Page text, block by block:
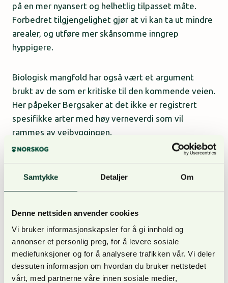
Samtykke Detaljer Om
Denne nettsiden anvender cookies
Vi bruker informasjonskapsler for å gi innhold og
annonser et personlig preg, for å levere sosiale
mediefunksjoner og for å analysere trafikken vår. Vi deler
dessuten informasjon om hvordan du bruker nettstedet
vårt, med partnerne våre innen sosiale medier,
på en mer nyansert og helhetlig tilpasset måte.
Forbedret tilgjengelighet gjør at vi kan ta ut mindre
arealer, og utføre mer skånsomme inngrep
hyppigere.
Biologisk mangfold har også vært et argument
brukt av de som er kritiske til den kommende veien.
Her påpeker Bergsaker at det ikke er registrert
spesifikke arter med høy verneverdi som vil
rammes av veibyggingen.
– En stor del av veiens dekningsområde ble
avvirket i tiårene etter andre verdenskrig. Skogen
er dermed i dag tilsvarende 65 – 55 år gammel
Skogen er derimot, gitt alder og treslagsfordeling,
egnet for tynning og etter hvert lukket hogst. Dette
forutsetter god veidekning.
Byggingen av veien vil også komme tur- og skigåere